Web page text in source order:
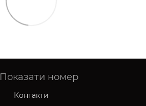
Показати номер
Контакти